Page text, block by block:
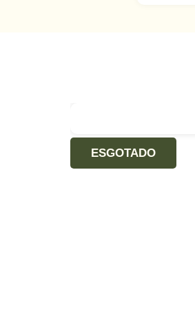
ESGOTADO